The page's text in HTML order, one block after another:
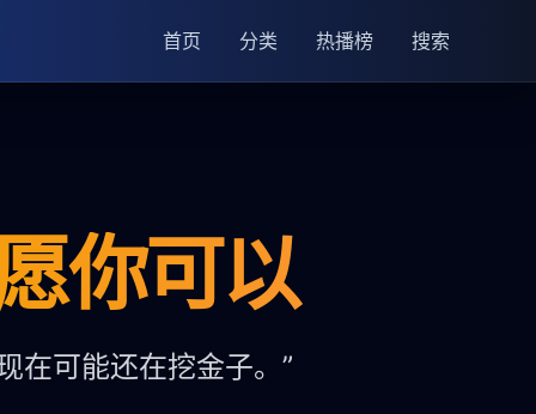
首页 分类 热播榜 搜索
你可以
在可能还在挖金子。”